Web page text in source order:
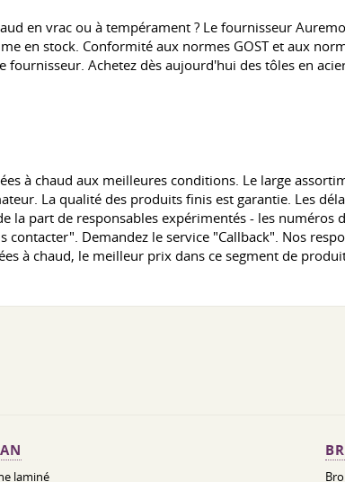
en vrac ou à tempérament ? Le fournisseur
en stock. Conformité aux normes GOST et aux
Achetez dès aujourd'hui des tôles en
à chaud aux meilleures conditions. Le large
La qualité des produits finis est garantie. Les
la part de responsables expérimentés - les
Demandez le service "Callback". Nos
à chaud, le meilleur prix dans ce segment de
laminé